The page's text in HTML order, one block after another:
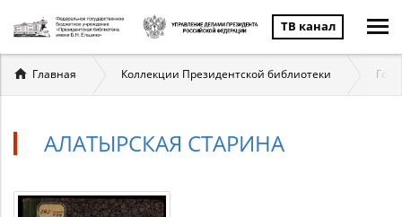
ТВ канал
Вы
здесь
Главная Коллекции Президентской библиотеки
АЛАТЫРСКАЯ СТАРИНА